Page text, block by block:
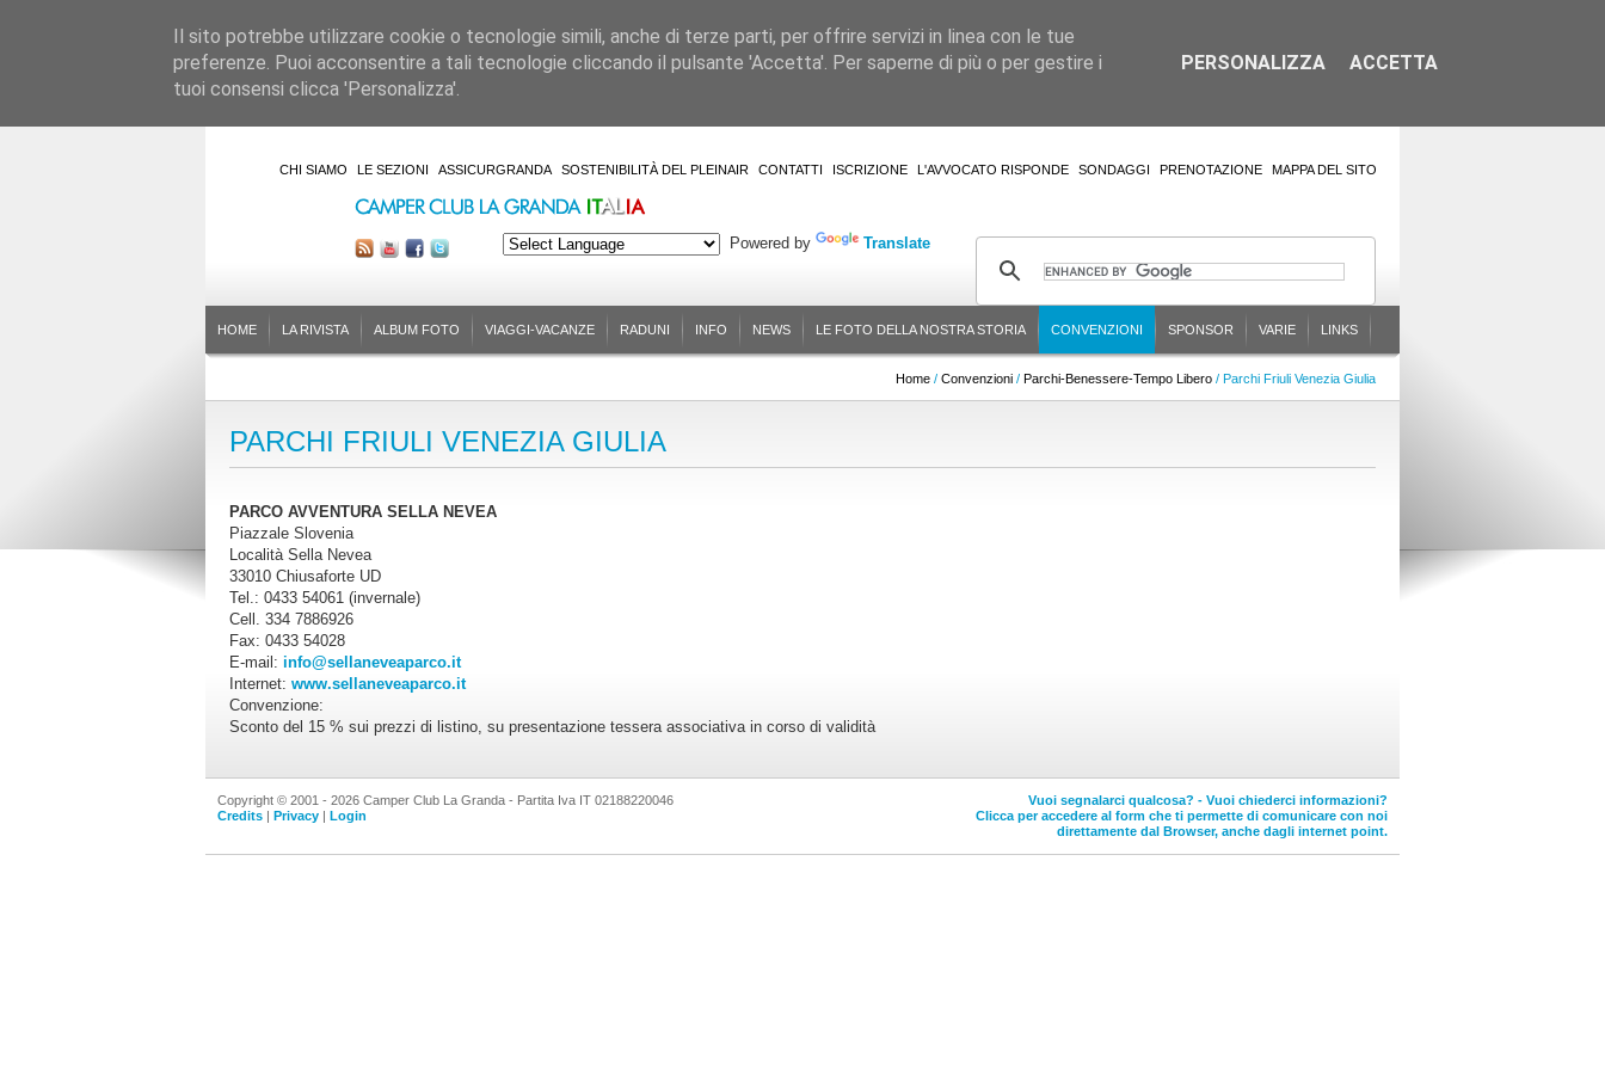
CHI SIAMO LE SEZIONI ASSICURGRANDA SOSTENIBILITÀ DEL PLEINAIR CONTATTI ISCRIZIONE L'AVVOCATO RISPONDE SONDAGGI PRENOTAZIONE MAPPA DEL SITO
Powered by Translate
HOME LA RIVISTA ALBUM FOTO VIAGGI-VACANZE RADUNI INFO NEWS LE FOTO DELLA NOSTRA STORIA CONVENZIONI SPONSOR VARIE LINKS
Home / Convenzioni / Parchi-Benessere-Tempo Libero / Parchi Friuli Venezia Giulia
PARCHI FRIULI VENEZIA GIULIA
PARCO AVVENTURA SELLA NEVEA
Piazzale Slovenia
Località Sella Nevea
33010 Chiusaforte UD
Tel.: 0433 54061 (invernale)
Cell. 334 7886926
Fax: 0433 54028
E-mail: info@sellaneveaparco.it
Internet: www.sellaneveaparco.it
Convenzione:
Sconto del 15 % sui prezzi di listino, su presentazione tessera associativa in corso di validità
Copyright © 2001 - 2026 Camper Club La Granda - Partita Iva IT 02188220046
Credits | Privacy | Login
Vuoi segnalarci qualcosa? - Vuoi chiederci informazioni?
Clicca per accedere al form che ti permette di comunicare con noi
direttamente dal Browser, anche dagli internet point.
Il sito potrebbe utilizzare cookie o tecnologie simili, anche di terze parti, per offrire servizi in linea con le tue
preferenze. Puoi acconsentire a tali tecnologie cliccando il pulsante 'Accetta'. Per saperne di più o per gestire i
tuoi consensi clicca 'Personalizza'.
PERSONALIZZA ACCETTA